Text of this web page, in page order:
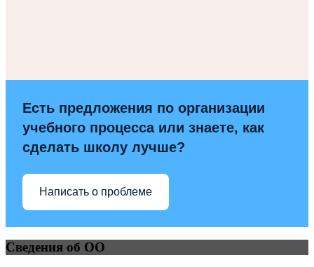
Есть предложения по организации
учебного процесса или знаете, как
сделать школу лучше?
Написать о проблеме
Сведения об ОО